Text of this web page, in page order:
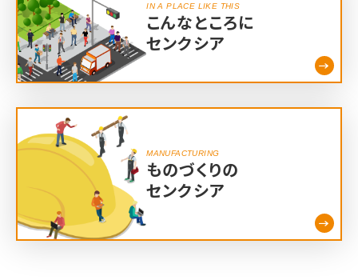
IN A PLACE LIKE THIS
こんなところに
センクシア
MANUFACTURING
ものづくりの
センクシア